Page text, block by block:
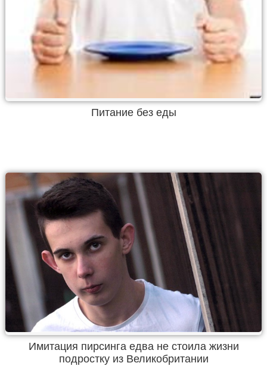
Питание без еды
Имитация пирсинга едва не стоила жизни
подростку из Великобритании